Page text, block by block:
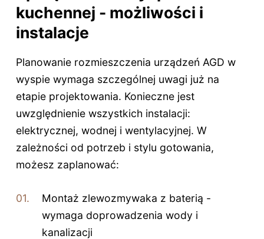
kuchennej - możliwości i
instalacje
Planowanie rozmieszczenia urządzeń AGD w
wyspie wymaga szczególnej uwagi już na
etapie projektowania. Konieczne jest
uwzględnienie wszystkich instalacji:
elektrycznej, wodnej i wentylacyjnej. W
zależności od potrzeb i stylu gotowania,
możesz zaplanować:
Montaż zlewozmywaka z baterią -
wymaga doprowadzenia wody i
kanalizacji